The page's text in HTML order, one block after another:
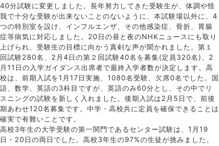
40分試験に変更しました。長年努力してきた受験生が、体調や怪
我で十分な受験が出来ないことのないように、本試験場以外に、4
つの特別室を設け、インフルエンザ、その他感染症、骨折、胃腸
症等病気に対応しました。20日の昼と夜のNHKニュースにも取り
上げられ、受験生の目標に向かう真剣な声が聞かれました。第１
回試験280名、2月4日の第２回試験40名を募集(定員320名)、2
月11日の入学ガイダンス出席者で最終入学者数が決定します。高
校は、前期入試を1月17日実施、1080名受験、欠席0名でした。国
語、数学、英語の3科目ですが、英語のみ60分とし、その中でリ
スニングの試験を新しく入れました。後期入試は2月5日で、前後
期あわせ120名募集です。中学・高校共に定員を確保できることは
確実で有難いことです。
高校3年生の大学受験の第一関門であるセンター試験は、1月19
日・20日の両日でした。高校3年生の97%の生徒が挑みました。